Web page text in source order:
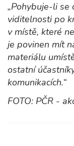
„Pohybuje-li se
viditelnosti po
v místě, které
je povinen mít
materiálu
ostatní
komunikacích.“
FOTO: PČR -